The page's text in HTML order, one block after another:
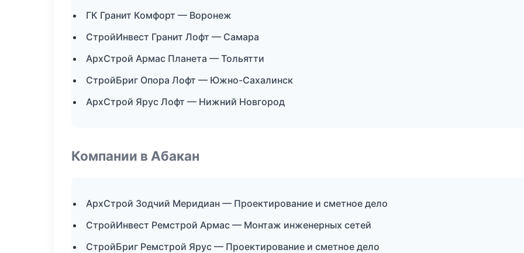
ГК Гранит Комфорт — Воронеж
СтройИнвест Гранит Лофт — Самара
АрхСтрой Армас Планета — Тольятти
СтройБриг Опора Лофт — Южно-Сахалинск
АрхСтрой Ярус Лофт — Нижний Новгород
Компании в Абакан
АрхСтрой Зодчий Меридиан — Проектирование и сметное дело
СтройИнвест Ремстрой Армас — Монтаж инженерных сетей
СтройБриг Ремстрой Ярус — Проектирование и сметное дело